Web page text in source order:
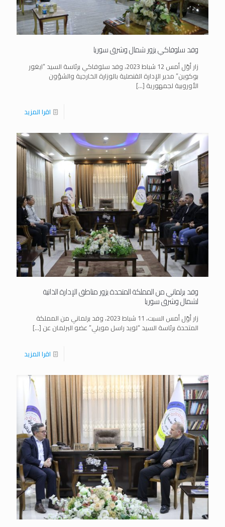
وفد سلوفاكي يزور شمال وشرق سوريا
زار أوّل أمس 12 شباط 2023، وفد سلوفاكي برئاسة السيد “ايغور
بوكوين” مدير الإدارة القنصلية بالوزارة الخارجية والشؤون
الأوروبية لجمهورية […]
اقرا المزيد
وفد برلماني من المملكة المتحدة يزور مناطق الإدارة الذاتية
لشمال وشرق سوريا
زار أوّل أمس السبت، 11 شباط 2023، وفد برلماني من المملكة
المتحدة برئاسة السيد “لويد راسل مويلي” عضو البرلمان عن […]
اقرا المزيد